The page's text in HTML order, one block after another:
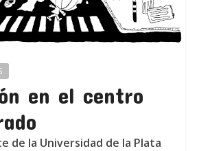
en el centro
de la Universidad de la Plata